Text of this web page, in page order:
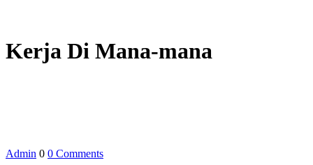
Kerja Di Mana-mana
Admin 0 0 Comments